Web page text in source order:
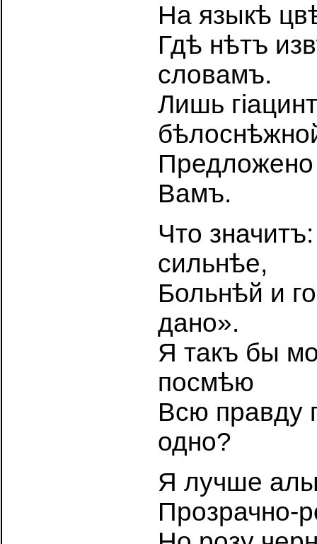
На языкѣ
Гдѣ нѣтъ
словамъ.
Лишь
Вамъ.
Что
сильнѣе,
Больнѣй и
дано».
Я такъ бы
посмѣю
Всю правду
одно?
Я лучше
Прозрачно-